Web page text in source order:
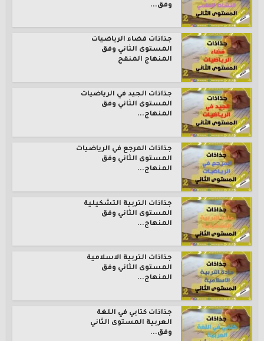
وفق...
جذاذات فضاء الرياضيات
المستوى الثاني وفق
المنهاج المنقح
جذاذات الجيد في الرياضيات
المستوى الثاني وفق
المنهاج...
جذاذات المرجع في الرياضيات
المستوى الثاني وفق
المنهاج...
جذاذات التربية التشكيلية
المستوى الثاني وفق
المنهاج...
جذاذات التربية الاسلامية
المستوى الثاني وفق
المنهاج...
جذاذات كتابي في اللغة
العربية المستوى الثاني
وفق...